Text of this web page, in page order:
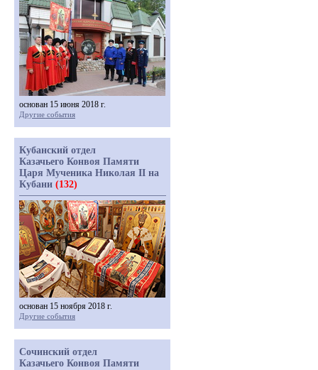
основан 15 июня 2018 г.
Другие события
Кубанский отдел
Казачьего Конвоя Памяти
Царя Мученика Николая II на
Кубани (132)
основан 15 ноября 2018 г.
Другие события
Сочинский отдел
Казачьего Конвоя Памяти